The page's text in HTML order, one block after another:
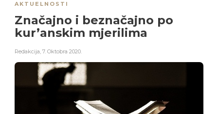
AKTUELNOSTI
Značajno i beznačajno po
kur’anskim mjerilima
Redakcija, 7. Oktobra 2020.